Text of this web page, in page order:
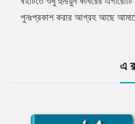
পুনঃপ্রকাশ করার আগ্রহ আছে
এ